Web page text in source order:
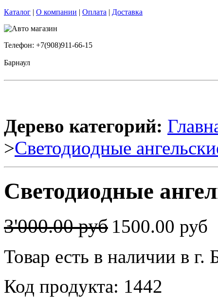
Каталог | О компании | Оплата | Доставка
Телефон: +7(908)911-66-15
Барнаул
Дерево категорий:
>Светодиодные
Светодиодные
3'000.00 руб 1500.00 руб
Товар есть в наличии в г.
Код продукта: 1442